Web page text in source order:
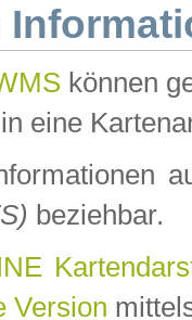
können
in eine
beziehbar.
Version